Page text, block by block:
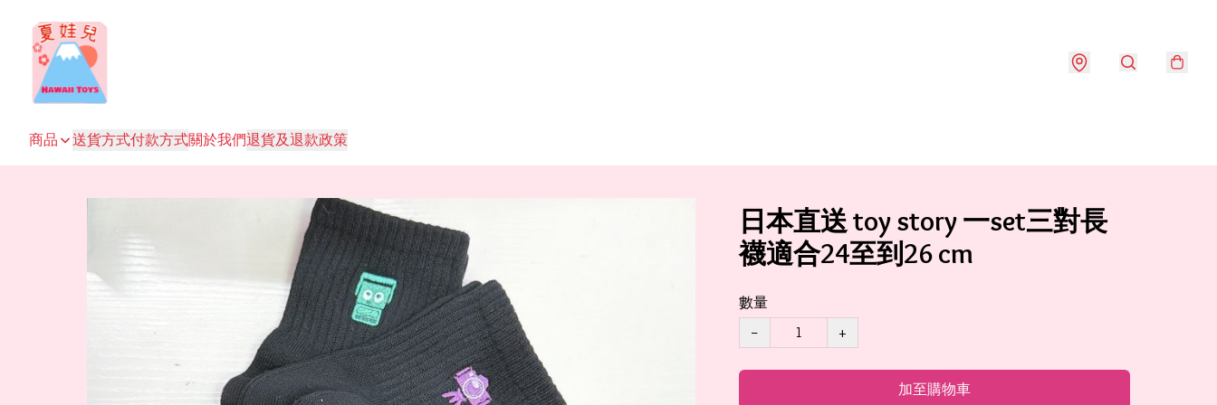
商品 送貨方式付款方式關於我們退貨及退款政策
日本直送 toy story 一set三對長
襪適合24至到26 cm
數量
−
+
加至購物車